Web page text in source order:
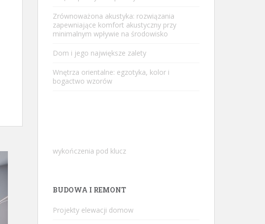
Zrównoważona akustyka: rozwiązania
zapewniające komfort akustyczny przy
minimalnym wpływie na środowisko
Dom i jego największe zalety
Wnętrza orientalne: egzotyka, kolor i
bogactwo wzorów
wykończenia pod klucz
BUDOWA I REMONT
Projekty elewacji domow